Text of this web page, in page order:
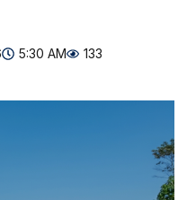
5:30 AM 133